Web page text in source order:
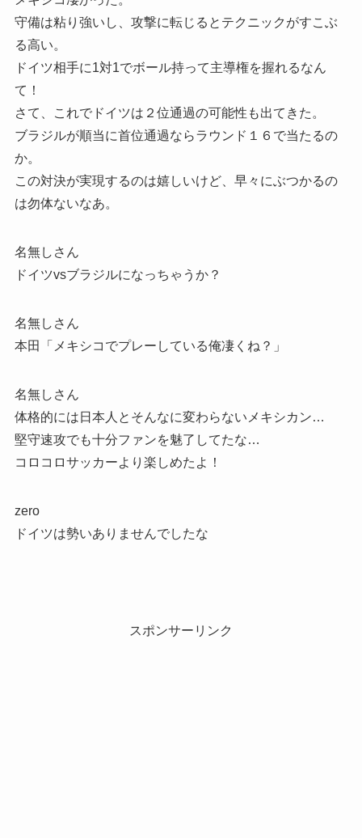
守備は粘り強いし、攻撃に転じるとテクニックがすこぶ
る高い。
ドイツ相手に1対1でボール持って主導権を握れるなん
て！
さて、これでドイツは２位通過の可能性も出てきた。
ブラジルが順当に首位通過ならラウンド１６で当たるの
か。
この対決が実現するのは嬉しいけど、早々にぶつかるの
は勿体ないなあ。
名無しさん
ドイツvsブラジルになっちゃうか？
名無しさん
本田「メキシコでプレーしている俺凄くね？」
名無しさん
体格的には日本人とそんなに変わらないメキシカン…
堅守速攻でも十分ファンを魅了してたな…
コロコロサッカーより楽しめたよ！
zero
ドイツは勢いありませんでしたな
スポンサーリンク